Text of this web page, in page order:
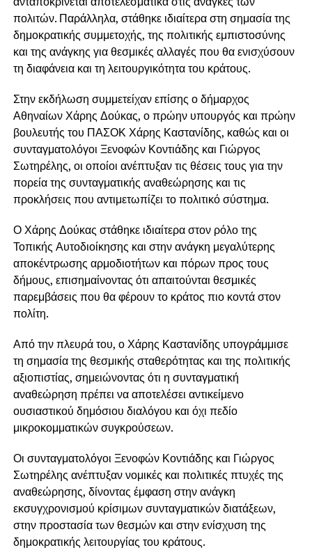
πολιτών. Παράλληλα, στάθηκε ιδιαίτερα στη σημασία της
δημοκρατικής συμμετοχής, της πολιτικής εμπιστοσύνης
και της ανάγκης για θεσμικές αλλαγές που θα ενισχύσουν
τη διαφάνεια και τη λειτουργικότητα του κράτους.
Στην εκδήλωση συμμετείχαν επίσης ο δήμαρχος
Αθηναίων Χάρης Δούκας, ο πρώην υπουργός και πρώην
βουλευτής του ΠΑΣΟΚ Χάρης Καστανίδης, καθώς και οι
συνταγματολόγοι Ξενοφών Κοντιάδης και Γιώργος
Σωτηρέλης, οι οποίοι ανέπτυξαν τις θέσεις τους για την
πορεία της συνταγματικής αναθεώρησης και τις
προκλήσεις που αντιμετωπίζει το πολιτικό σύστημα.
Ο Χάρης Δούκας στάθηκε ιδιαίτερα στον ρόλο της
Τοπικής Αυτοδιοίκησης και στην ανάγκη μεγαλύτερης
αποκέντρωσης αρμοδιοτήτων και πόρων προς τους
δήμους, επισημαίνοντας ότι απαιτούνται θεσμικές
παρεμβάσεις που θα φέρουν το κράτος πιο κοντά στον
πολίτη.
Από την πλευρά του, ο Χάρης Καστανίδης υπογράμμισε
τη σημασία της θεσμικής σταθερότητας και της πολιτικής
αξιοπιστίας, σημειώνοντας ότι η συνταγματική
αναθεώρηση πρέπει να αποτελέσει αντικείμενο
ουσιαστικού δημόσιου διαλόγου και όχι πεδίο
μικροκομματικών συγκρούσεων.
Οι συνταγματολόγοι Ξενοφών Κοντιάδης και Γιώργος
Σωτηρέλης ανέπτυξαν νομικές και πολιτικές πτυχές της
αναθεώρησης, δίνοντας έμφαση στην ανάγκη
εκσυγχρονισμού κρίσιμων συνταγματικών διατάξεων,
στην προστασία των θεσμών και στην ενίσχυση της
δημοκρατικής λειτουργίας του κράτους.